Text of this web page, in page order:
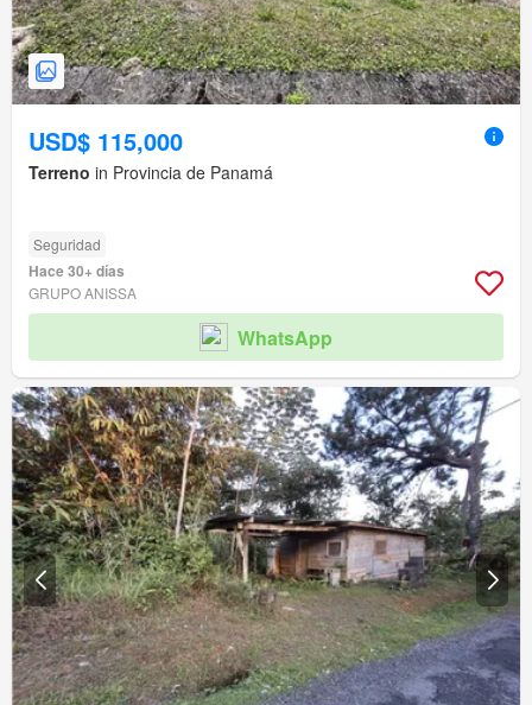
USD$ 115,000
Terreno in Provincia de Panamá
Seguridad
Hace 30+ días
GRUPO ANISSA
WhatsApp